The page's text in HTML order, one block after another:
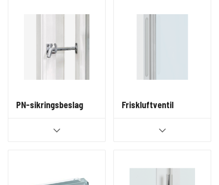
PN-sikringsbeslag Friskluftventil